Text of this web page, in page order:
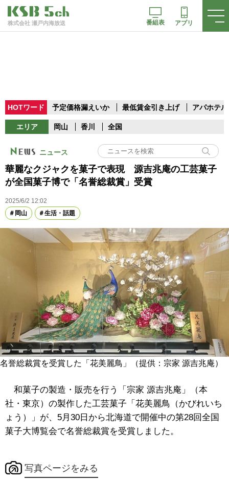
株式会社 瀬戸内海放送 番組表 アプリ
HOTワード 予定価格漏えいか 最低賃金引き上げ アパホテル
エリア 岡山 香川 全国
ニュース
華麗なクジャクを菓子で表現 源吉兆庵の工芸菓子
が全国菓子博で「名誉総裁賞」受賞
2025/6/2 12:02
岡山
生活・話題
名誉総裁賞を受賞した「花美麗鳥」（提供：宗家 源吉兆庵）
和菓子の製造・販売を行う「宗家 源吉兆庵」（本
社・東京）の製作した工芸菓子「花美麗鳥（かびれいち
ょう）」が、5月30日から北海道で開催中の第28回全国
菓子大博覧会で名誉総裁賞を受賞しました。
写真ページをみる